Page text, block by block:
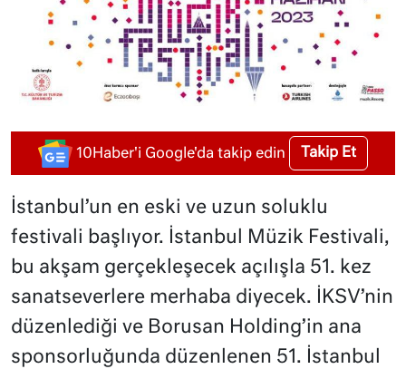
10Haber'i Google'da takip edin Takip Et
İstanbul’un en eski ve uzun soluklu
festivali başlıyor. İstanbul Müzik Festivali,
bu akşam gerçekleşecek açılışla 51. kez
sanatseverlere merhaba diyecek. İKSV’nin
düzenlediği ve Borusan Holding’in ana
sponsorluğunda düzenlenen 51. İstanbul